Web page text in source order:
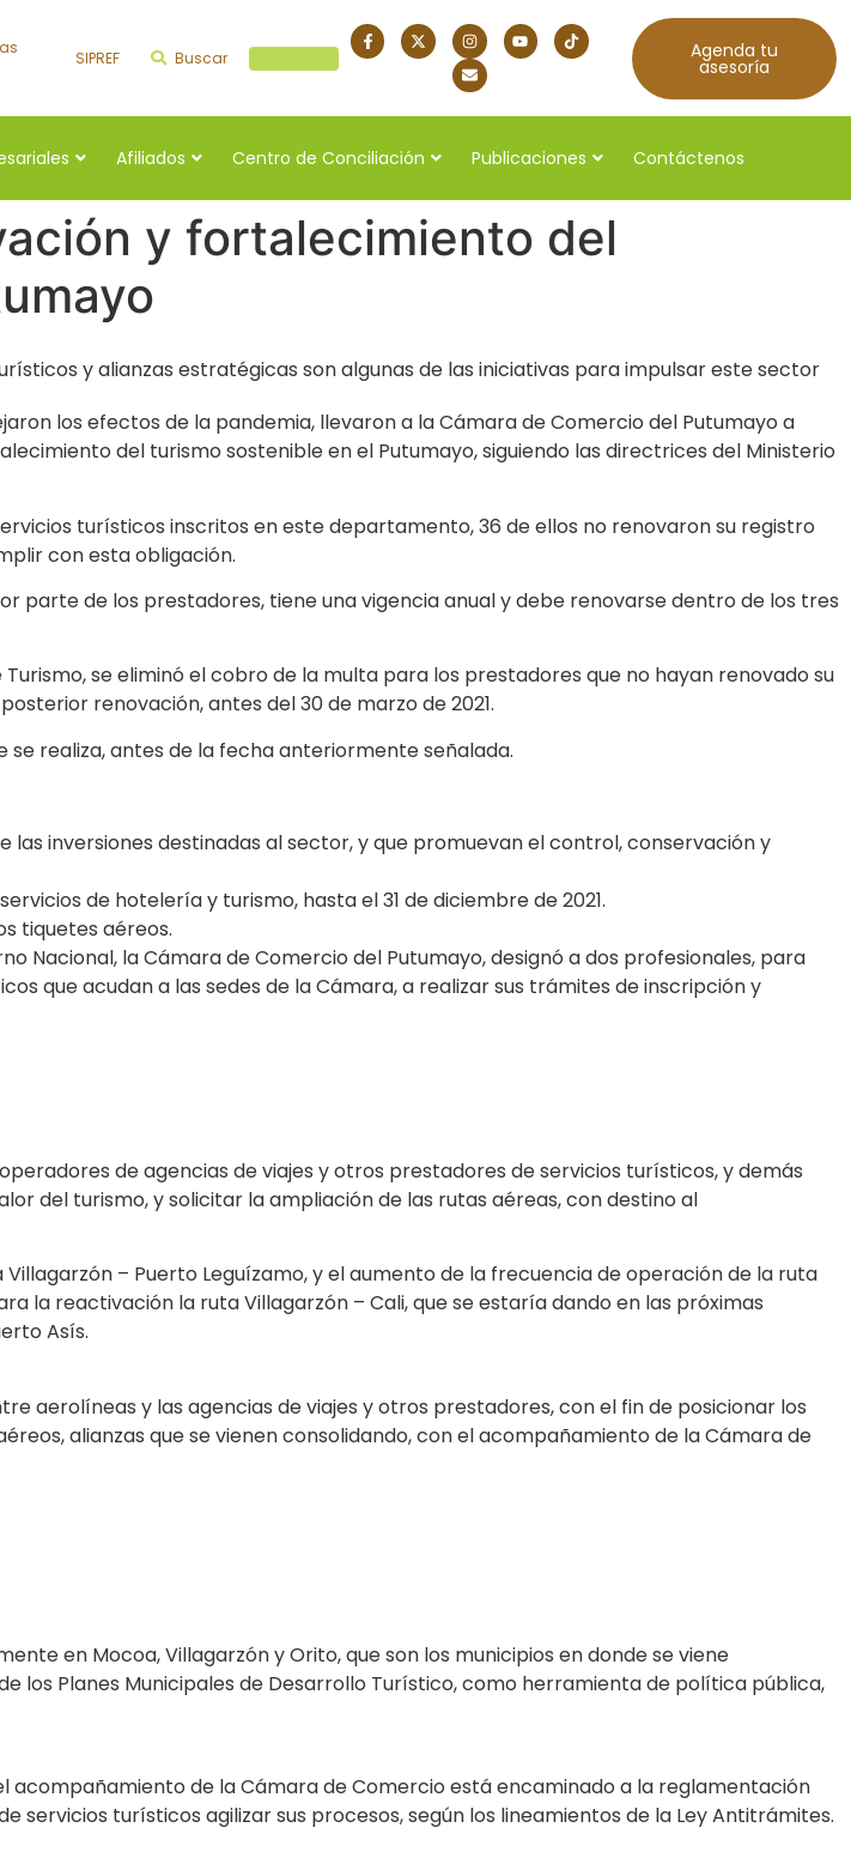
SIPREF Buscar Agenda tu
asesoría
Afiliados Centro de Conciliación Publicaciones Contáctenos
y fortalecimiento del
y alianzas estratégicas son algunas de las iniciativas para impulsar este sector
los efectos de la pandemia, llevaron a la Cámara de Comercio del Putumayo a
del turismo sostenible en el Putumayo, siguiendo las directrices del Ministerio
turísticos inscritos en este departamento, 36 de ellos no renovaron su registro
con esta obligación.
parte de los prestadores, tiene una vigencia anual y debe renovarse dentro de los tres
se eliminó el cobro de la multa para los prestadores que no hayan renovado su
renovación, antes del 30 de marzo de 2021.
realiza, antes de la fecha anteriormente señalada.
inversiones destinadas al sector, y que promuevan el control, conservación y
de hotelería y turismo, hasta el 31 de diciembre de 2021.
tiquetes aéreos.
Nacional, la Cámara de Comercio del Putumayo, designó a dos profesionales, para
que acudan a las sedes de la Cámara, a realizar sus trámites de inscripción y
de agencias de viajes y otros prestadores de servicios turísticos, y demás
del turismo, y solicitar la ampliación de las rutas aéreas, con destino al
– Puerto Leguízamo, y el aumento de la frecuencia de operación de la ruta
la reactivación la ruta Villagarzón – Cali, que se estaría dando en las próximas
Asís.
aerolíneas y las agencias de viajes y otros prestadores, con el fin de posicionar los
alianzas que se vienen consolidando, con el acompañamiento de la Cámara de
en Mocoa, Villagarzón y Orito, que son los municipios en donde se viene
los Planes Municipales de Desarrollo Turístico, como herramienta de política pública,
acompañamiento de la Cámara de Comercio está encaminado a la reglamentación
turísticos agilizar sus procesos, según los lineamientos de la Ley Antitrámites.